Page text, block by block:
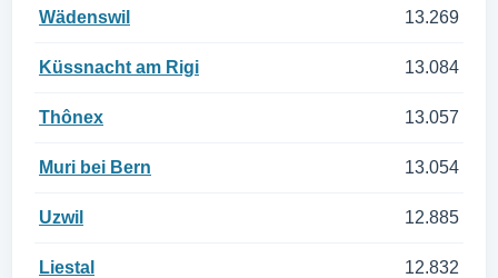
Wädenswil 13.269
Küssnacht am Rigi 13.084
Thônex 13.057
Muri bei Bern 13.054
Uzwil 12.885
Liestal 12.832